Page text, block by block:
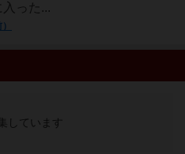
入った...
しています